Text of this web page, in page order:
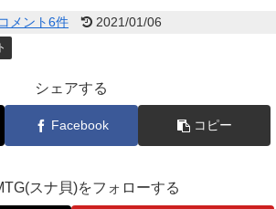
メント6件 2021/01/06
シェアする
Facebook コピー
スナ貝)をフォローする